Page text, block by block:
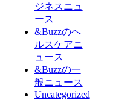
ジネスニュ
ース
&Buzzのヘ
ルスケアニ
ュース
&Buzzの一
般ニュース
Uncategorized